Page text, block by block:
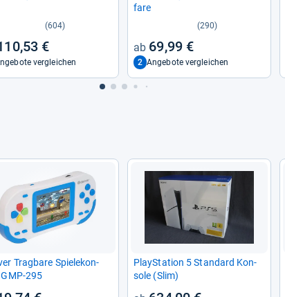
(604)
€
vergleichen
fare
(290)
69,99 €
2 Angebote vergleichen
Trag­bare Spiele­kon­
​295
Play­Sta­tion 5 Stan­dard Kon­
sole (Slim)